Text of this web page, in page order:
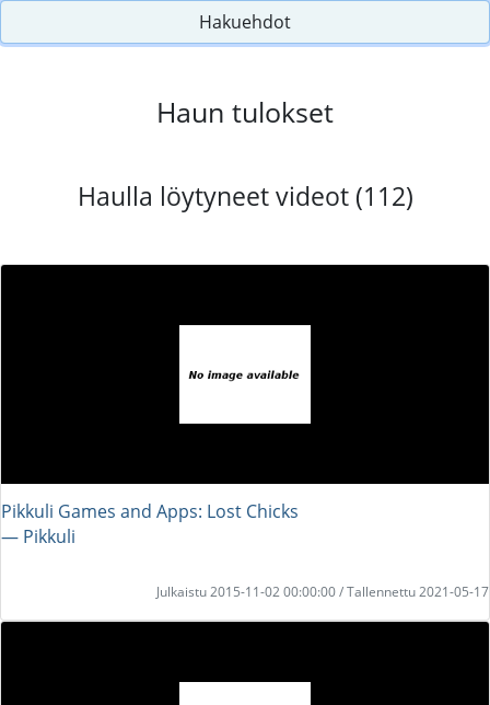
Hakuehdot
Haun tulokset
Haulla löytyneet videot (112)
Pikkuli Games and Apps: Lost Chicks
― Pikkuli
Julkaistu 2015-11-02 00:00:00 / Tallennettu 2021-05-17